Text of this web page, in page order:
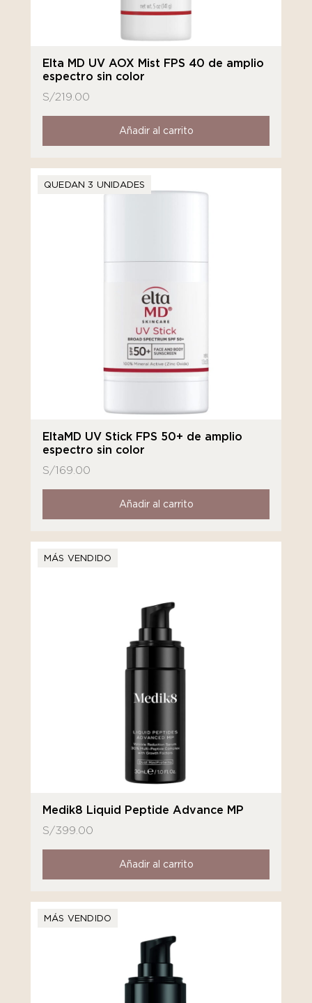
Elta MD UV AOX Mist FPS 40 de amplio
espectro sin color
S/219.00
Añadir al carrito
QUEDAN 3 UNIDADES
EltaMD UV Stick FPS 50+ de amplio
espectro sin color
S/169.00
Añadir al carrito
MÁS VENDIDO
Medik8 Liquid Peptide Advance MP
S/399.00
Añadir al carrito
MÁS VENDIDO